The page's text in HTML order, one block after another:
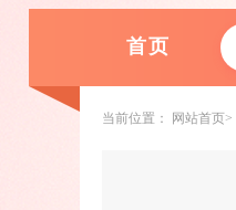
首页
当前位置： 网站首页